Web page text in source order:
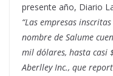
presente año, Diario
“Las empresas
nombre de Salume
mil dólares, hasta casi
Aberlley Inc., que